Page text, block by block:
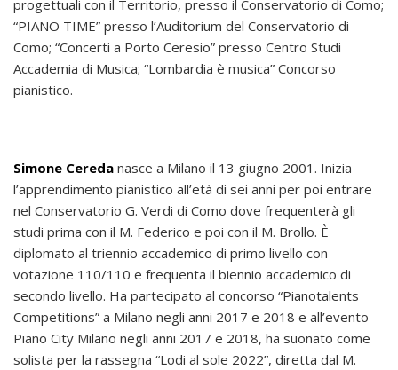
progettuali con il Territorio, presso il Conservatorio di Como;
“PIANO TIME” presso l’Auditorium del Conservatorio di
Como; “Concerti a Porto Ceresio” presso Centro Studi
Accademia di Musica; “Lombardia è musica” Concorso
pianistico.
Simone Cereda nasce a Milano il 13 giugno 2001. Inizia
l’apprendimento pianistico all’età di sei anni per poi entrare
nel Conservatorio G. Verdi di Como dove frequenterà gli
studi prima con il M. Federico e poi con il M. Brollo. È
diplomato al triennio accademico di primo livello con
votazione 110/110 e frequenta il biennio accademico di
secondo livello. Ha partecipato al concorso “Pianotalents
Competitions” a Milano negli anni 2017 e 2018 e all’evento
Piano City Milano negli anni 2017 e 2018, ha suonato come
solista per la rassegna “Lodi al sole 2022”, diretta dal M.